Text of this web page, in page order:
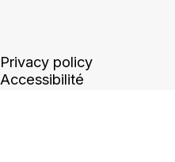
Privacy policy
Accessibilité